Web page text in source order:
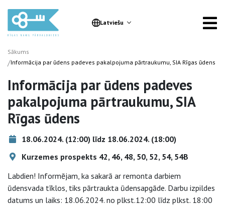
Latviešu
Sākums
/Informācija par ūdens padeves pakalpojuma pārtraukumu, SIA Rīgas ūdens
Informācija par ūdens padeves
pakalpojuma pārtraukumu, SIA
Rīgas ūdens
18.06.2024. (12:00) līdz 18.06.2024. (18:00)
Kurzemes prospekts 42, 46, 48, 50, 52, 54, 54B
Labdien! Informējam, ka sakarā ar remonta darbiem
ūdensvada tīklos, tiks pārtraukta ūdensapgāde. Darbu izpildes
datums un laiks: 18.06.2024. no plkst.12:00 līdz plkst. 18:00